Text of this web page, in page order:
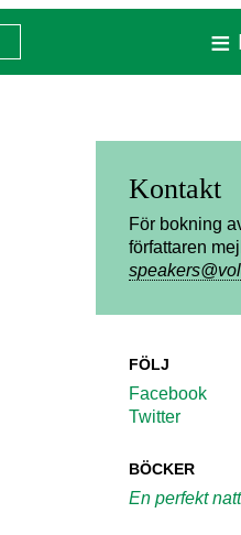
≡
Kontakt
För bokning
författaren
FÖLJ
Facebook
Twitter
BÖCKER
En perfekt natt